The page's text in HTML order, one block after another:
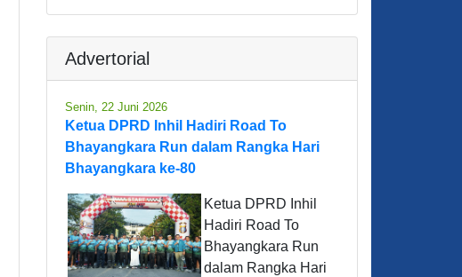
Advertorial
Senin, 22 Juni 2026
Ketua DPRD Inhil Hadiri Road To
Bhayangkara Run dalam Rangka Hari
Bhayangkara ke-80
Ketua DPRD Inhil
Hadiri Road To
Bhayangkara Run
dalam Rangka Hari